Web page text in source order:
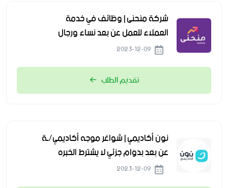
شركة منحنى | وظائف في خدمة
العملاء للعمل عن بعد نساء ورجال
تقديم الطلب
نون أكاديمي | شواغر موجه أكاديمي/ـة
عن بعد بدوام جزئي لا يشترط الخبره